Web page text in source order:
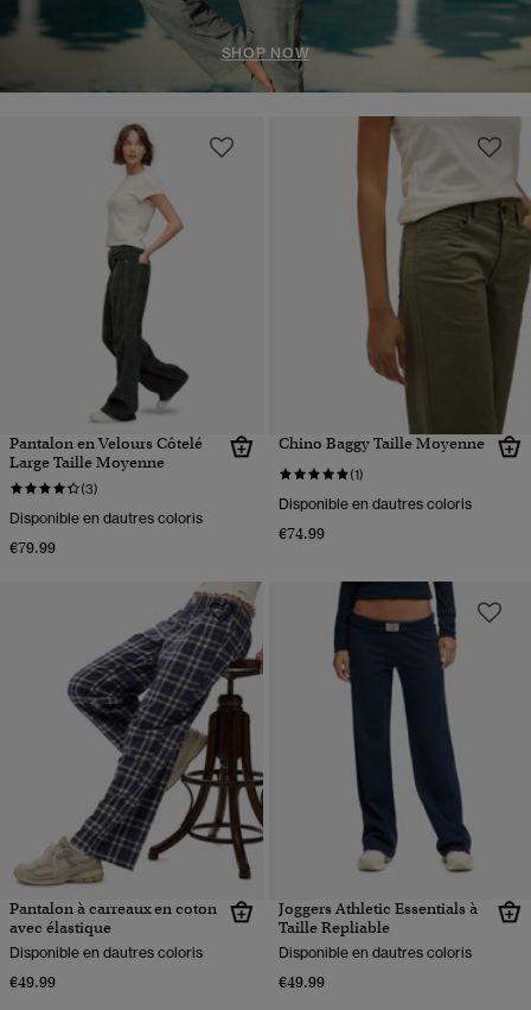
SHOP NOW
Pantalon en Velours Côtelé
Large Taille Moyenne
(3)
Disponible en dautres coloris
€79.99
Chino Baggy Taille Moyenne
(1)
Disponible en dautres coloris
€74.99
Pantalon à carreaux en coton
avec élastique
Disponible en dautres coloris
€49.99
Joggers Athletic Essentials à
Taille Repliable
Disponible en dautres coloris
€49.99